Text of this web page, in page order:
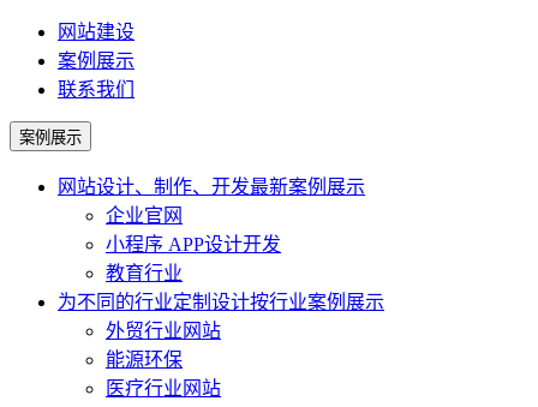
网站建设
案例展示
联系我们
案例展示
网站设计、制作、开发最新案例展示
企业官网
小程序 APP设计开发
教育行业
为不同的行业定制设计按行业案例展示
外贸行业网站
能源环保
医疗行业网站